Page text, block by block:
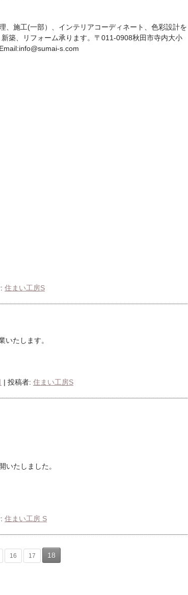
、施工(一部）、インテリアコーディネート、色彩設計を
築、リフォーム承ります。〒011-0908秋田市寺内大小
s.com
住まい工房S
たします。
| 投稿者: 住まい工房S
いたしました。
住まい工房 S
16 17 18